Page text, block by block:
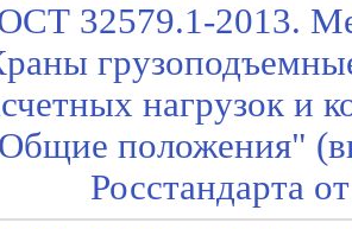
32579.1-2013.
нагрузок и
Общие положения"
Росстандарта